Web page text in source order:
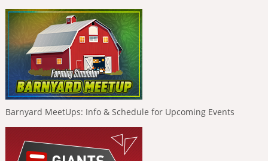
Barnyard MeetUps: Info & Schedule for Upcoming Events